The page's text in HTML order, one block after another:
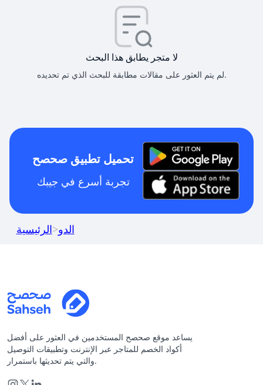
لا متجر يطابق هذا البحث
لم يتم العثور على مقالات مطابقة للبحث الذي تم تحديده.
تحميل تطبيق صحصح
تجربة أسرع في جيبك
الرئيسية>الدو
يساعد موقع صحصح المستخدمين في العثور على أفضل
أكواد الخصم للمتاجر عبر الإنترنت وتطبيقات التوصيل
والتي يتم تحديثها باستمرار.